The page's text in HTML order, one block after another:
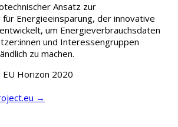
Ansatz zur
Energieeinsparung, der innovative
um Energieverbrauchsdaten
und Interessengruppen
zu machen.
Horizon 2020
→